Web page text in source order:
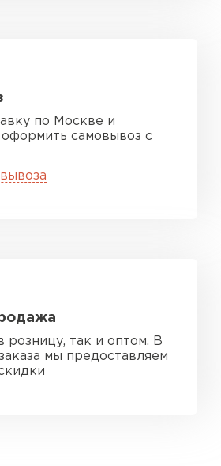
по Москве и
самовывоз с
так и оптом. В
мы предоставляем